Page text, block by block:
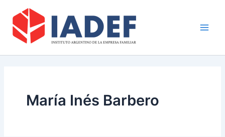
contenido
María Inés Barbero